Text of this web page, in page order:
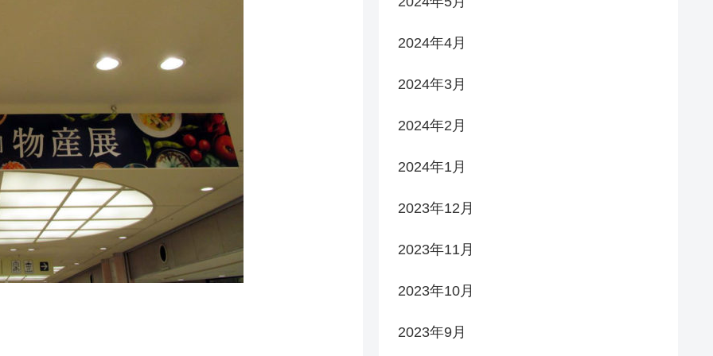
2024年4月
2024年3月
2024年2月
2024年1月
2023年12月
2023年11月
2023年10月
2023年9月